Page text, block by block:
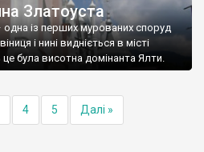
Златоуста
із перших мурованих споруд
і нині видніється в місті
була висотна домінанта Ялти.
4 5 Далі »